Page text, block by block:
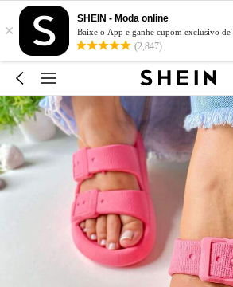
×
SHEIN - Moda online
Baixe o App e ganhe cupom exclusivo de
(2,847)